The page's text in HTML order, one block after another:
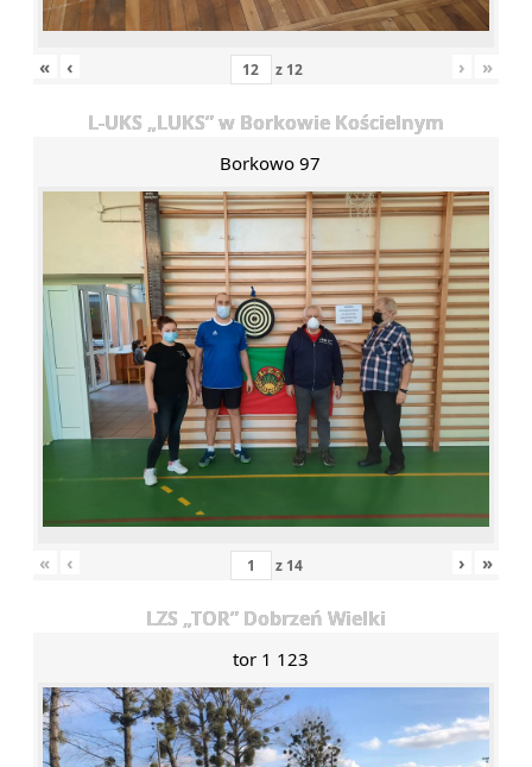
« ‹ z 12 › »
L-UKS „LUKS” w Borkowie Kościelnym
Borkowo 97
« ‹ z 14 › »
LZS „TOR” Dobrzeń Wielki
tor 1 123